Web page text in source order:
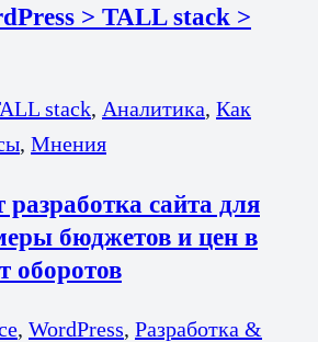
> TALL stack >
stack, Аналитика, Как
, Мнения
сайта для
бюджетов и цен в
оборотов
, WordPress, Разработка &